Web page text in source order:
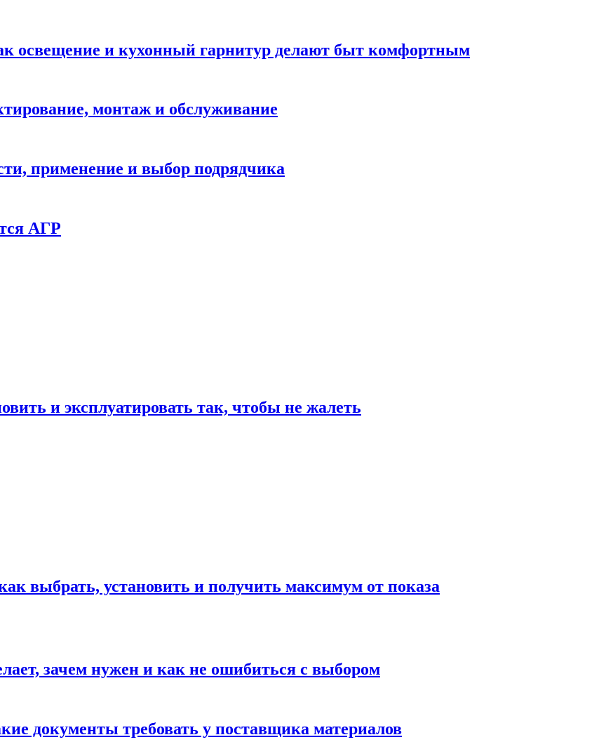
освещение и кухонный гарнитур делают быт комфортным
монтаж и обслуживание
применение и выбор подрядчика
АГР
и эксплуатировать так, чтобы не жалеть
выбрать, установить и получить максимум от показа
зачем нужен и как не ошибиться с выбором
документы требовать у поставщика материалов